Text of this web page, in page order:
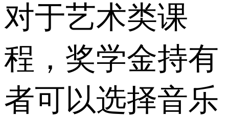
对于艺术类课
程，奖学金持有
者可以选择音乐